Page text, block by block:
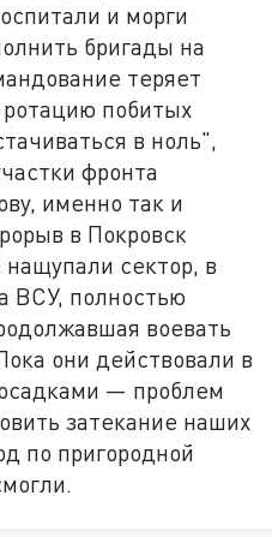
и морги
бригады на
теряет
побитых
в ноль",
фронта
именно так и
в Покровск
сектор, в
ВСУ, полностью
воевать
они действовали в
— проблем
затекание наших
по пригородной